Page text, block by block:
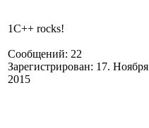
1C++ rocks!
Сообщений: 22
Зарегистрирован: 17. Ноября
2015